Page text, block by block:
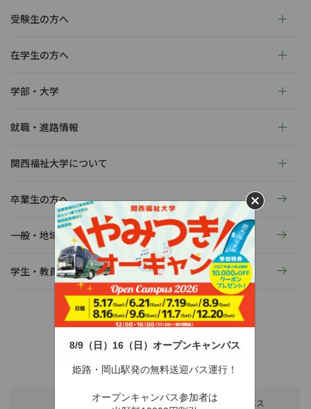
8/9（日）16（日）オープンキャンパス
姫路・岡山駅発の無料送迎バス運行！
オープンキャンパス参加者は
受験生の方へ
在学生の方へ
学部・大学
就職・進路情報
関西福祉大学について
卒業生の方へ
一般・地域の方へ
学生・教員の活動
〒678-0255 兵庫県赤穂市新田380-3
TEL：0791-46-2525（代）FAX：0791-46-2526
アクセス スクールバス